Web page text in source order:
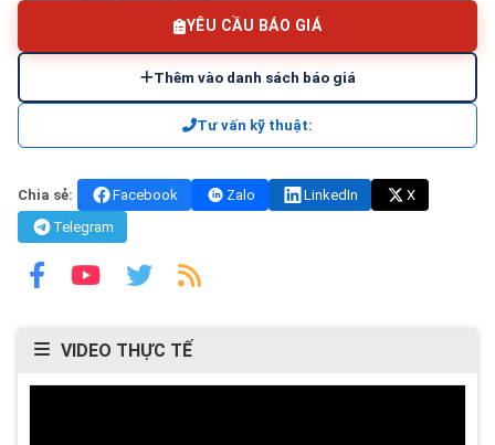
YÊU CẦU BÁO GIÁ
Thêm vào danh sách báo giá
Tư vấn kỹ thuật:
Chia sẻ: Facebook Zalo LinkedIn
X
Telegram
VIDEO THỰC TẾ